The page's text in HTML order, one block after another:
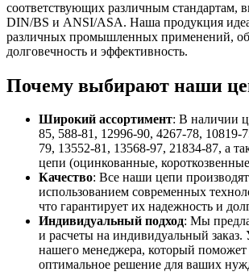
соответствующих различным стандартам,
DIN/BS и ANSI/ASA. Наша продукция
различных промышленных применений,
долговечность и эффективность.
Почему выбирают наши
Широкий ассортимент: В наличии
85, 588-81, 12996-90, 4267-78, 10819-
79, 13552-81, 13568-97, 21834-87, а
цепи (оцинкованные,
Качество: Все наши цепи
использованием современных
что гарантирует их надежность и
Индивидуальный подход: Мы
и расчеты на индивидуальный заказ.
нашего менеджера, который поможет
оптимальное решение для ваших